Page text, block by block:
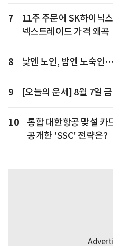
7
11주 주문에 SK하이닉
넥스트레이드 가격 왜곡
8 낮엔 노인, 밤엔 노숙인
9 [오늘의 운세] 8월 7일
10
통합 대한항공 맞설
공개한 'SSC' 전략은?